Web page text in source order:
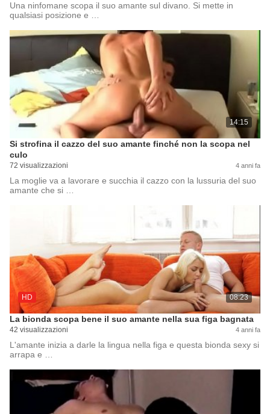
Una ninfomane scopa il suo amante sul divano. Si mette in
qualsiasi posizione e …
14:15
Si strofina il cazzo del suo amante finché non la scopa nel
culo
72 visualizzazioni 4 anni fa
La moglie va a lavorare e succhia il cazzo con la lussuria del suo
amante che si …
HD 08:23
La bionda scopa bene il suo amante nella sua figa bagnata
42 visualizzazioni 4 anni fa
L'amante inizia a darle la lingua nella figa e questa bionda sexy si
arrapa e …